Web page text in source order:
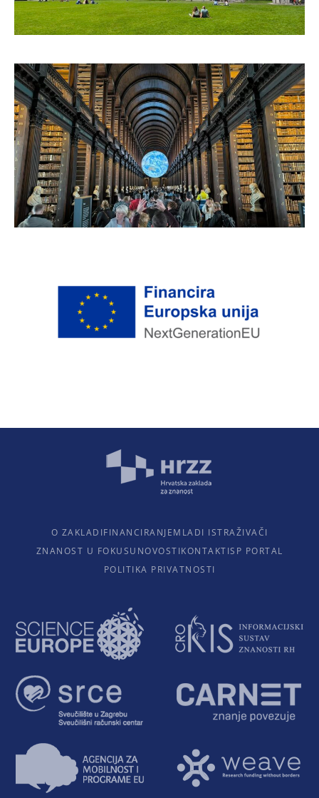
O ZAKLADIFINANCIRANJEMLADI ISTRAŽIVAČI
ZNANOST U FOKUSU NOVOSTIKONTAKTISP PORTAL
POLITIKA PRIVATNOSTI